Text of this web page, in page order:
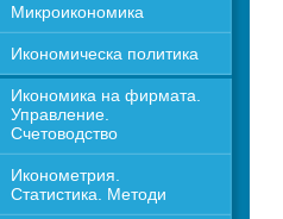
Микроикономика
Икономическа политика
Икономика на фирмата.
Управление.
Счетоводство
Иконометрия.
Статистика. Методи